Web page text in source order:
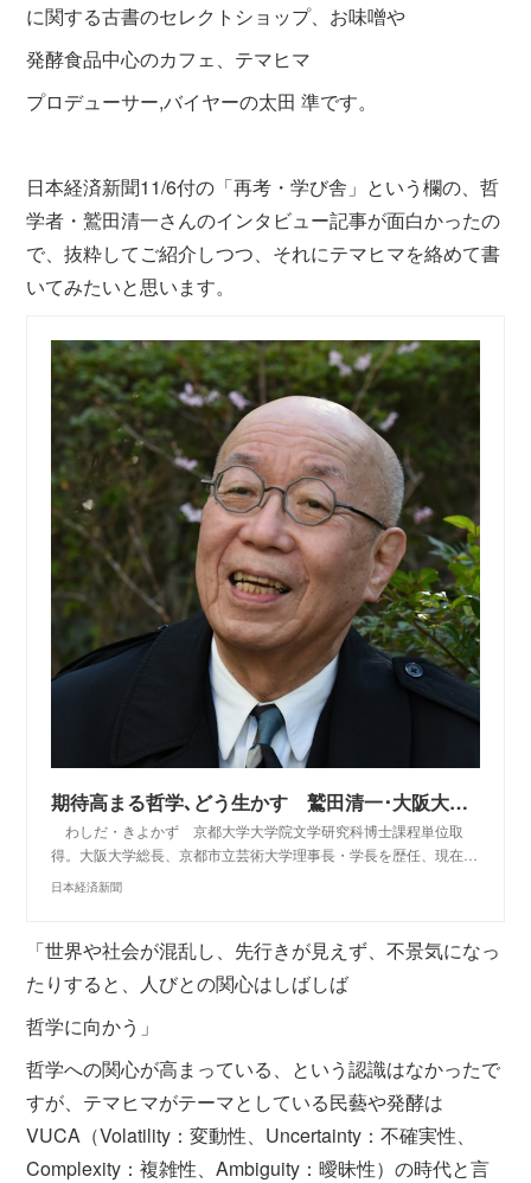
に関する古書のセレクトショップ、お味噌や
発酵食品中心のカフェ、テマヒマ
プロデューサー,バイヤーの太田 準です。
日本経済新聞11/6付の「再考・学び舎」という欄の、哲
学者・鷲田清一さんのインタビュー記事が面白かったの
で、抜粋してご紹介しつつ、それにテマヒマを絡めて書
いてみたいと思います。
期待高まる哲学､どう生かす 鷲田清一･大阪大学名誉教授 学び舎再考 - 日本経済新聞
わしだ・きよかず 京都大学大学院文学研究科博士課程単位取
得。大阪大学総長、京都市立芸術大学理事長・学長を歴任、現在…
日本経済新聞
「世界や社会が混乱し、先行きが見えず、不景気になっ
たりすると、人びとの関心はしばしば
哲学に向かう」
哲学への関心が高まっている、という認識はなかったで
すが、テマヒマがテーマとしている民藝や発酵は
VUCA（Volatility：変動性、Uncertainty：不確実性、
Complexity：複雑性、Ambiguity：曖昧性）の時代と言